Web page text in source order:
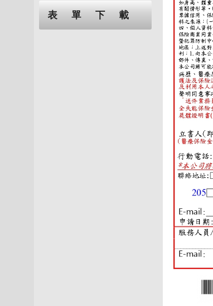
表單下載